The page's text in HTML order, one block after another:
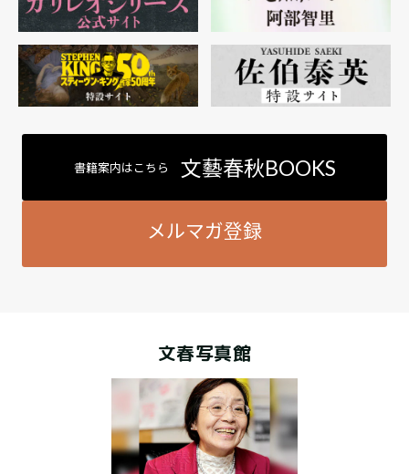
書籍案内はこちら 文藝春秋BOOKS
メルマガ登録
文春写真館